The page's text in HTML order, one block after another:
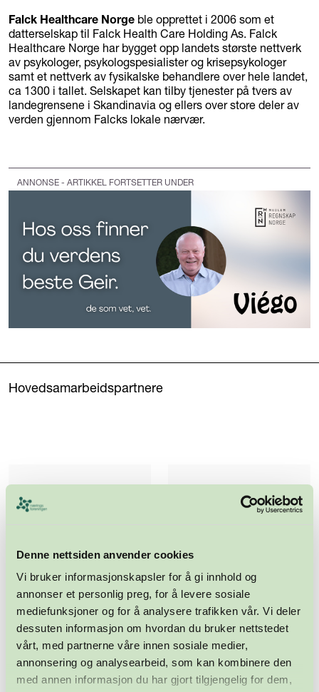
Denne nettsiden anvender cookies
Vi bruker informasjonskapsler for å gi innhold og
annonser et personlig preg, for å levere sosiale
mediefunksjoner og for å analysere trafikken vår. Vi deler
dessuten informasjon om hvordan du bruker nettstedet
vårt, med partnerne våre innen sosiale medier,
annonsering og analysearbeid, som kan kombinere den
med annen informasjon du har gjort tilgjengelig for dem,
Falck Healthcare Norge ble opprettet i 2006 som et
datterselskap til Falck Health Care Holding As. Falck
Healthcare Norge har bygget opp landets største nettverk
av psykologer, psykologspesialister og krisepsykologer
samt et nettverk av fysikalske behandlere over hele landet,
ca 1300 i tallet. Selskapet kan tilby tjenester på tvers av
landegrensene i Skandinavia og ellers over store deler av
verden gjennom Falcks lokale nærvær.
ANNONSE - ARTIKKEL FORTSETTER UNDER
Hovedsamarbeidspartnere